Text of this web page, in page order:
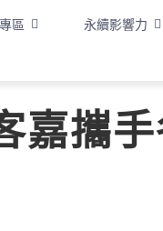
區 永續影響力
嘉攜